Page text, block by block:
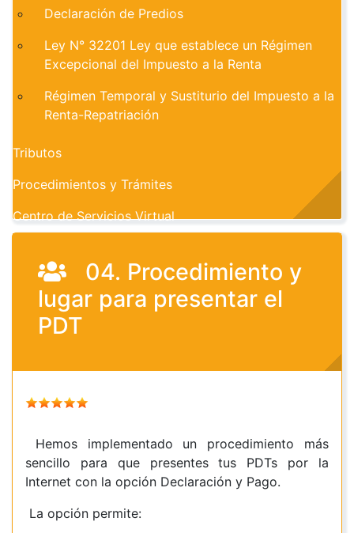
04. Procedimiento y
lugar para presentar el
PDT
Hemos implementado un procedimiento más
sencillo para que presentes tus PDTs por la
Internet con la opción Declaración y Pago.
La opción permite:
Declaración de Predios
Ley N° 32201 Ley que establece un Régimen
Excepcional del Impuesto a la Renta
Régimen Temporal y Sustiturio del Impuesto a la
Renta-Repatriación
Tributos
Procedimientos y Trámites
Centro de Servicios Virtual